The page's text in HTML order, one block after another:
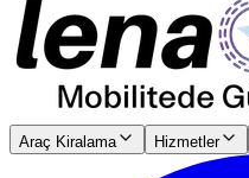
Araç Kiralama Hizmetler